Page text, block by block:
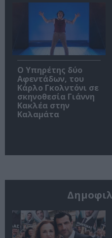
Ο Υπηρέτης δύο
Αφεντάδων, του
Κάρλο Γκολντόνι σε
σκηνοθεσία Γιάννη
Κακλέα στην
Καλαμάτα